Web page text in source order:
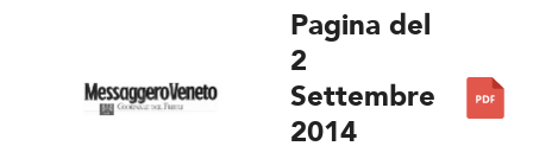
Pagina del
2
Settembre
2014